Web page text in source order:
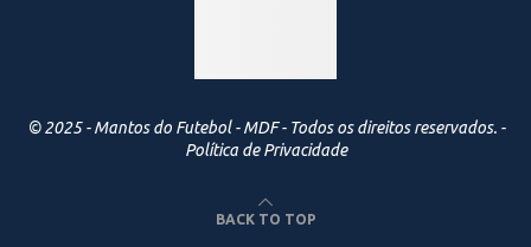
© 2025 - Mantos do Futebol - MDF - Todos os direitos reservados. -
Política de Privacidade
BACK TO TOP